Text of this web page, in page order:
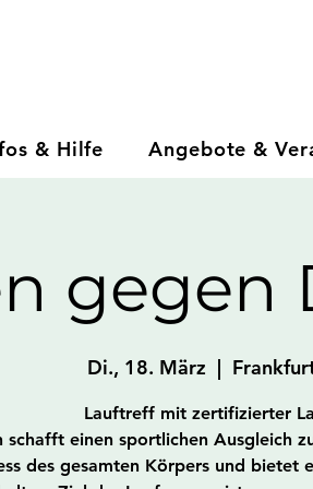
& Hilfe Angebote &
gegen
Di., 18. März
  |
Lauftreff mit zertifizierter
schafft einen sportlichen Ausgleich
des gesamten Körpers und bietet